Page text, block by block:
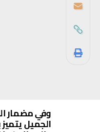
وفي مضمار
الجميل